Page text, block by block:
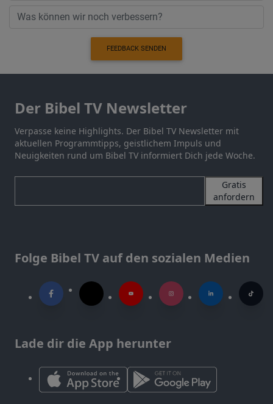
FEEDBACK SENDEN
Der Bibel TV Newsletter
Verpasse keine Highlights. Der Bibel TV Newsletter mit
aktuellen Programmtipps, geistlichem Impuls und
Neuigkeiten rund um Bibel TV informiert Dich jede Woche.
Gratis
anfordern
Folge Bibel TV auf den sozialen Medien
Lade dir die App herunter